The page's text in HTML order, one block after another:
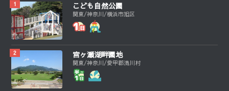
こども自然公園
関東/神奈川/横浜市旭区
宮ヶ瀬湖畔園地
関東/神奈川/愛甲郡清川村